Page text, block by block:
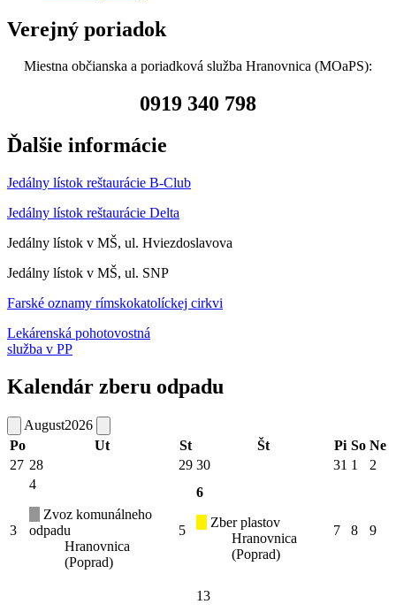
Verejný poriadok
Miestna občianska a poriadková služba Hranovnica (MOaPS):
0919 340 798
Ďalšie informácie
Jedálny lístok reštaurácie B-Club
Jedálny lístok reštaurácie Delta
Jedálny lístok v MŠ, ul. Hviezdoslavova
Jedálny lístok v MŠ, ul. SNP
Farské oznamy rímskokatolíckej cirkvi
Lekárenská pohotovostná
služba v PP
Kalendár zberu odpadu
August2026
Po
Ut St Št Pi So Ne
27 28 29 30 31 1 2
3
4
Zvoz komunálneho
odpadu
Hranovnica
(Poprad)
5
6
Zber plastov
Hranovnica
(Poprad)
7 8 9
13